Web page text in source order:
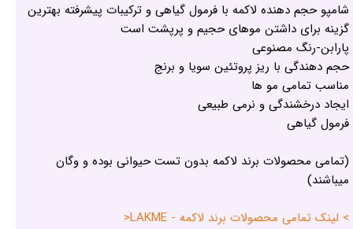
شامپو حجم دهنده لاکمه با فرمول گیاهی و ترکیبات پیشرفته بهترین
گزینه برای داشتن موهای حجیم و پرپشت است
پارابن-رنگ مصنوعی
حجم دهندگی با ریز پروتئین سویا و برنج
مناسب تمامی مو ها
ایجاد درخشندگی و نرمی طبیعی
فرمول گیاهی
(تمامی محصولات برند لاکمه بدون تست حیوانی بوده و وگان
میباشند)
> لینک تمامی محصولات برند لاکمه - LAKME<